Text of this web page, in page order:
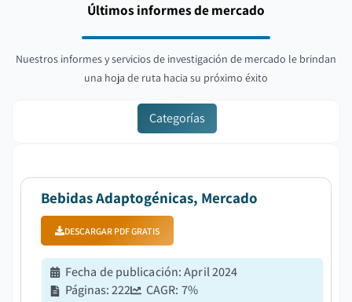
Últimos informes de mercado
Nuestros informes y servicios de investigación de mercado le brindan
una hoja de ruta hacia su próximo éxito
Categorías
Bebidas Adaptogénicas, Mercado
DESCARGAR PDF GRATIS
Fecha de publicación:April 2024
Páginas:222 CAGR: 7%